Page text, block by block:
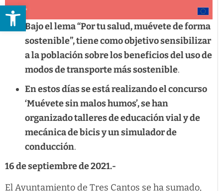
Abrir barra de herramientas
Bajo el lema “Por tu salud, muévete de forma
sostenible”, tiene como objetivo sensibilizar
a la población sobre los beneficios del uso de
modos de transporte más sostenible.
En estos días se está realizando el concurso
‘Muévete sin malos humos’, se han
organizado talleres de educación vial y de
mecánica de bicis y un simulador de
conducción.
16 de septiembre de 2021.-
El Ayuntamiento de Tres Cantos se ha sumado,